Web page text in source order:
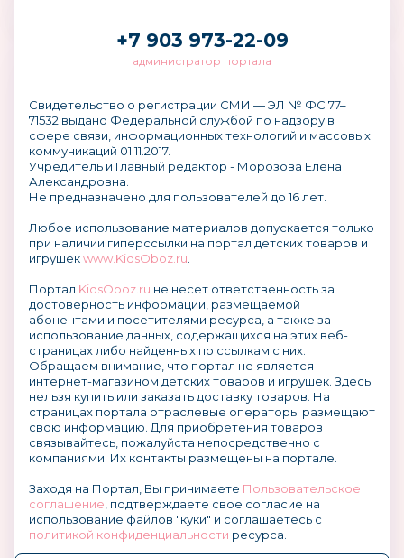
+7 903 973-22-09
администратор портала
Свидетельство о регистрации СМИ — ЭЛ № ФС 77–
71532 выдано Федеральной службой по надзору в
сфере связи, информационных технологий и массовых
коммуникаций 01.11.2017.
Учредитель и Главный редактор - Морозова Елена
Александровна.
Не предназначено для пользователей до 16 лет.
Любое использование материалов допускается только
при наличии гиперссылки на портал детских товаров и
игрушекwww.KidsOboz.ru
Портал KidsOboz.ru не несет ответственность за
достоверность информации, размещаемой
абонентами и посетителями ресурса, а также за
использование данных, содержащихся на этих веб-
страницах либо найденных по ссылкам с них.
Обращаем внимание, что портал не является
интернет-магазином детских товаров и игрушек. Здесь
нельзя купить или заказать доставку товаров. На
страницах портала отраслевые операторы размещают
свою информацию. Для приобретения товаров
связывайтесь, пожалуйста непосредственно с
компаниями. Их контакты размещены на портале.
Заходя на Портал, Вы принимаете Пользовательское
соглашение , подтверждаете свое согласие на
использование файлов "куки" и соглашаетесь с
политикой конфиденциальности ресурса.